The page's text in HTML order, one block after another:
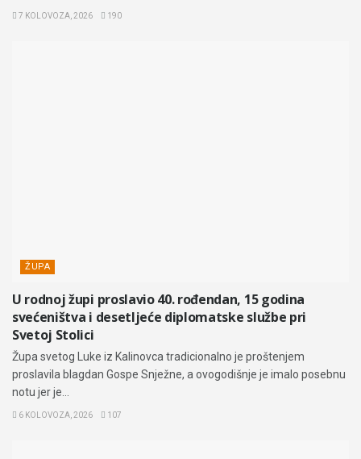
7 KOLOVOZA, 2026 190
ŽUPA
U rodnoj župi proslavio 40. rođendan, 15 godina
svećeništva i desetljeće diplomatske službe pri
Svetoj Stolici
Župa svetog Luke iz Kalinovca tradicionalno je proštenjem
proslavila blagdan Gospe Snježne, a ovogodišnje je imalo posebnu
notu jer je...
6 KOLOVOZA, 2026 107